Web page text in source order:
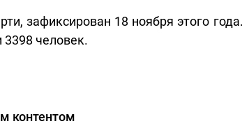
зафиксирован 18 ноября этого
человек.
контентом